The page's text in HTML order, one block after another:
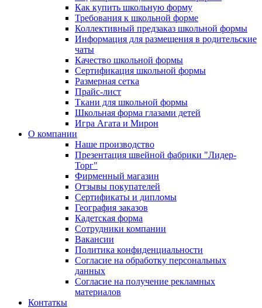
Как купить школьную форму
Требования к школьной форме
Коллективный предзаказ школьной формы
Информация для размещения в родительские
чаты
Качество школьной формы
Сертификация школьной формы
Размерная сетка
Прайс-лист
Ткани для школьной формы
Школьная форма глазами детей
Игра Агата и Мирон
О компании
Наше производство
Презентация швейной фабрики "Лидер-
Торг"
Фирменный магазин
Отзывы покупателей
Сертификаты и дипломы
География заказов
Кадетская форма
Сотрудники компании
Вакансии
Политика конфиденциальности
Согласие на обработку персональных
данных
Согласие на получение рекламных
материалов
Контаткы